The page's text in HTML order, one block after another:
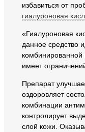
избавиться от
гиалуроновая
«Гиалуроновая
данное средство
комбинированной
имеет
Препарат
оздоровляет
комбинации
контролирует
слой кожи.